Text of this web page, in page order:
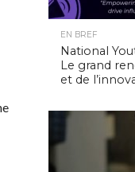
EN BREF
National
Le grand
et de